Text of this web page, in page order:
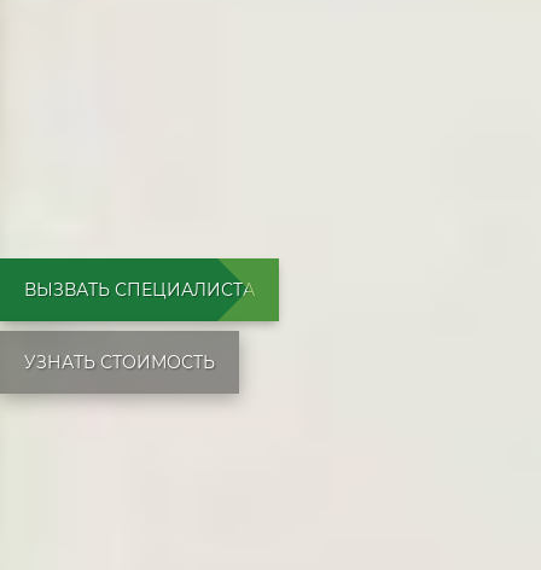
ВЫЗВАТЬ СПЕЦИАЛИСТА
УЗНАТЬ СТОИМОСТЬ